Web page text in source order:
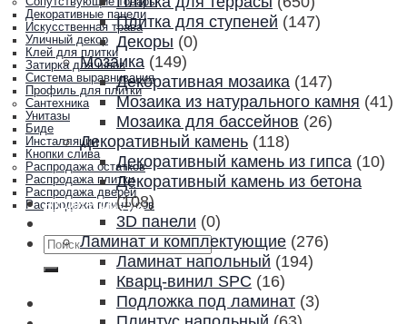
Декоративные панели
Искусственная трава
Уличный декор
Клей для плитки
Затирка для швов
Система выравнивания
Профиль для плитки
Сантехника
Унитазы
Биде
Инсталляции
Кнопки слива
Распродажа остатков
Распродажа плитки
Распродажа дверей
Распродажа плинтусов
Акции и скидки
Контакты
Искать:
Плитка для ступеней (147)
Декоры (0)
Мозаика (149)
Декоративная мозаика (147)
Мозаика из натурального камня (41)
Мозаика для бассейнов (26)
Декоративный камень (118)
Декоративный камень из гипса (10)
Декоративный камень из бетона
(108)
3D панели (0)
Ламинат и комплектующие (276)
Ламинат напольный (194)
Кварц-винил SPC (16)
Подложка под ламинат (3)